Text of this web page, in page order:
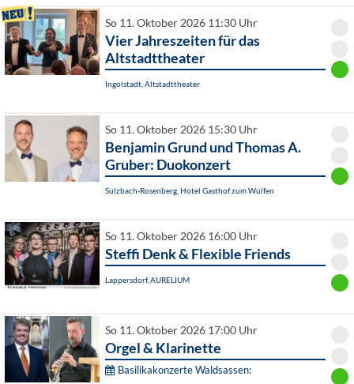
So 11. Oktober 2026 11:30 Uhr
Vier Jahreszeiten für das
Altstadttheater
Ingolstadt, Altstadttheater
So 11. Oktober 2026 15:30 Uhr
Benjamin Grund und Thomas A.
Gruber: Duokonzert
Sulzbach-Rosenberg, Hotel Gasthof zum Wulfen
So 11. Oktober 2026 16:00 Uhr
Steffi Denk & Flexible Friends
Lappersdorf, AURELIUM
So 11. Oktober 2026 17:00 Uhr
Orgel & Klarinette
Basilikakonzerte Waldsassen: